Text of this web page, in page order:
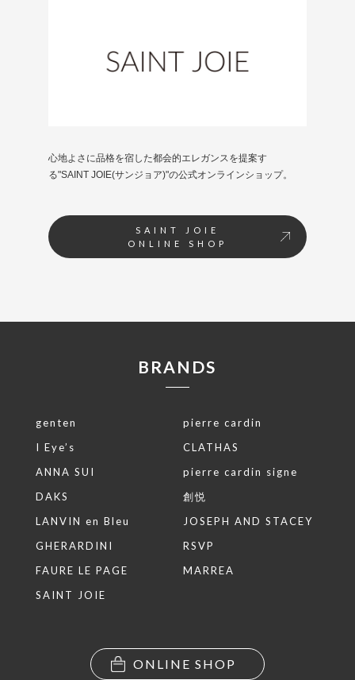
心地よさに品格を宿した都会的エレガンスを提案す
る"SAINT JOIE(サンジョア)"の公式オンラインショップ。
SAINT JOIE
ONLINE SHOP
BRANDS
genten
pierre cardin
I Eye’s
CLATHAS
ANNA SUI
pierre cardin signe
DAKS
創悦
LANVIN en Bleu
JOSEPH AND STACEY
GHERARDINI
RSVP
FAURE LE PAGE
MARREA
SAINT JOIE
ONLINE SHOP